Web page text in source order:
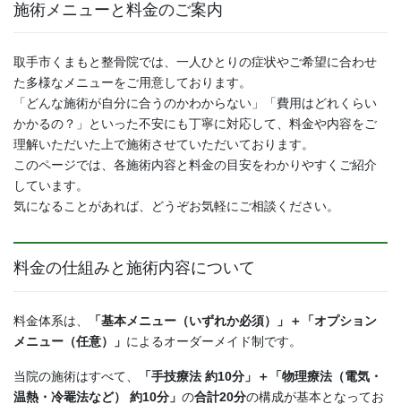
施術メニューと料金のご案内
取手市くまもと整骨院では、一人ひとりの症状やご希望に合わせ
た多様なメニューをご用意しております。
「どんな施術が自分に合うのかわからない」「費用はどれくらい
かかるの？」といった不安にも丁寧に対応して、料金や内容をご
理解いただいた上で施術させていただいております。
このページでは、各施術内容と料金の目安をわかりやすくご紹介
しています。
気になることがあれば、どうぞお気軽にご相談ください。
料金の仕組みと施術内容について
料金体系は、
「基本メニュー（いずれか必須）」＋「オプション
メニュー（任意）」 によるオーダーメイド制です。
当院の施術はすべて、
「手技療法 約10分」＋「物理療法（電気・
温熱・冷罨法など） 約10分」 の合計20分の構成が基本となってお